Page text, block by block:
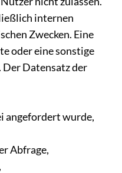
internen
Zwecken. Eine
oder eine sonstige
Datensatz der
angefordert wurde,
Abfrage,